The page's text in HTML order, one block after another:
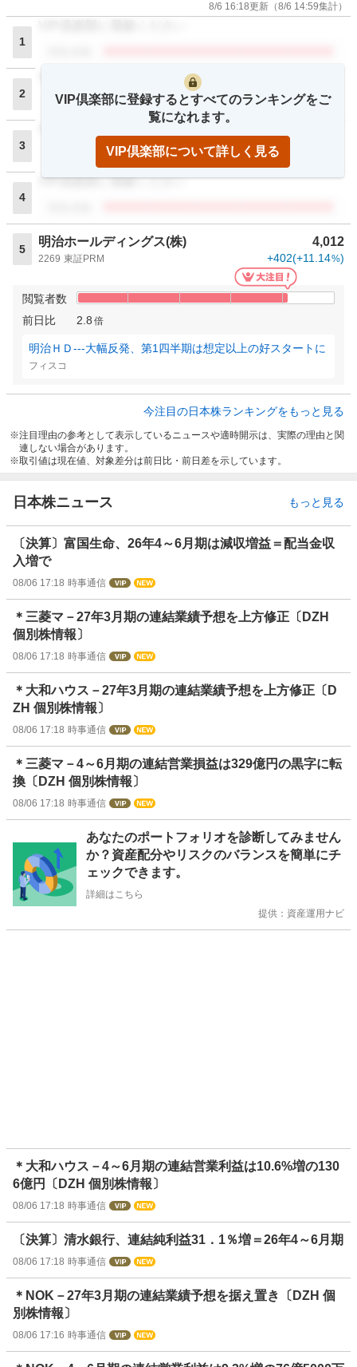
8/6 16:18更新 （8/6 14:59集計）
1
2
VIP倶楽部に登録ください
閲覧者数
3
4
VIP倶楽部に登録ください
5
明治ホールディングス(株) 4,012
2269 東証PRM +402(+11.14%)
閲覧者数
前日比
2.8 倍
明治ＨＤ---大幅反発、第1四半期は想定以上の好スタートに
フィスコ
VIP倶楽部に登録するとすべてのランキングをご
覧になれます。
VIP倶楽部について詳しく見る
今注目の日本株ランキングをもっと見る
注目理由の参考として表示しているニュースや適時開示は、実際の理由と関
連しない場合があります。
取引値は現在値、対象差分は前日比・前日差を示しています。
日本株ニュース もっと見る
〔決算〕富国生命、26年4～6月期は減収増益＝配当金収
入増で
08/06 17:18 時事通信
＊三菱マ－27年3月期の連結業績予想を上方修正〔DZH
個別株情報〕
08/06 17:18 時事通信
＊大和ハウス－27年3月期の連結業績予想を上方修正〔D
ZH 個別株情報〕
08/06 17:18 時事通信
＊三菱マ－4～6月期の連結営業損益は329億円の黒字に転
換〔DZH 個別株情報〕
08/06 17:18 時事通信
あなたのポートフォリオを診断してみません
か？資産配分やリスクのバランスを簡単にチ
ェックできます。
詳細はこちら
提供：資産運用ナビ
＊大和ハウス－4～6月期の連結営業利益は10.6%増の130
6億円〔DZH 個別株情報〕
08/06 17:18 時事通信
〔決算〕清水銀行、連結純利益31．1％増＝26年4～6月期
08/06 17:18 時事通信
＊NOK－27年3月期の連結業績予想を据え置き〔DZH 個
別株情報〕
08/06 17:16 時事通信